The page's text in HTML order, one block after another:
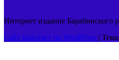
Интернет издание Барабинского
Сайт работает на WordPress |